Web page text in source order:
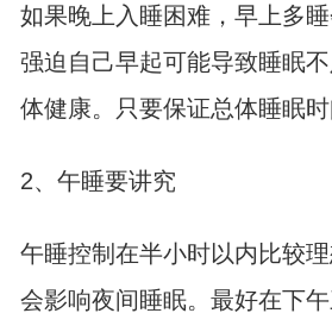
如果晚上入睡困难，早上多睡
强迫自己早起可能导致睡眠
体健康。只要保证总体睡眠时
2、午睡要讲究
午睡控制在半小时以内比较
会影响夜间睡眠。最好在下